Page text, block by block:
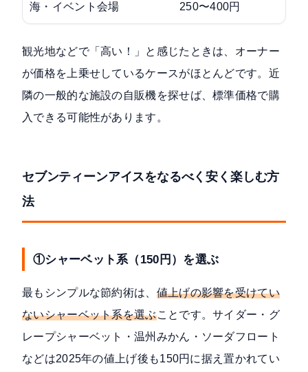
海・イベント会場 250〜400円
観光地などで「高い！」と感じたときは、オーナー
が価格を上乗せしているケースがほとんどです。近
隣の一般的な施設の自販機を探せば、標準価格で購
入できる可能性があります。
セブンティーンアイスをなるべく安く楽しむ方
法
①シャーベット系（150円）を選ぶ
最もシンプルな節約術は、 値上げの影響を受けてい
ないシャーベット系を選ぶことです。サイダー・グ
レープシャーベット・温州みかん・ソーダフロート
などは2025年の値上げ後も150円に据え置かれてい